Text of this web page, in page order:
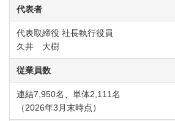
代表者
代表取締役 社長執行役員
久井 大樹
従業員数
連結7,950名、単体2,111名
（2026年3月末時点）